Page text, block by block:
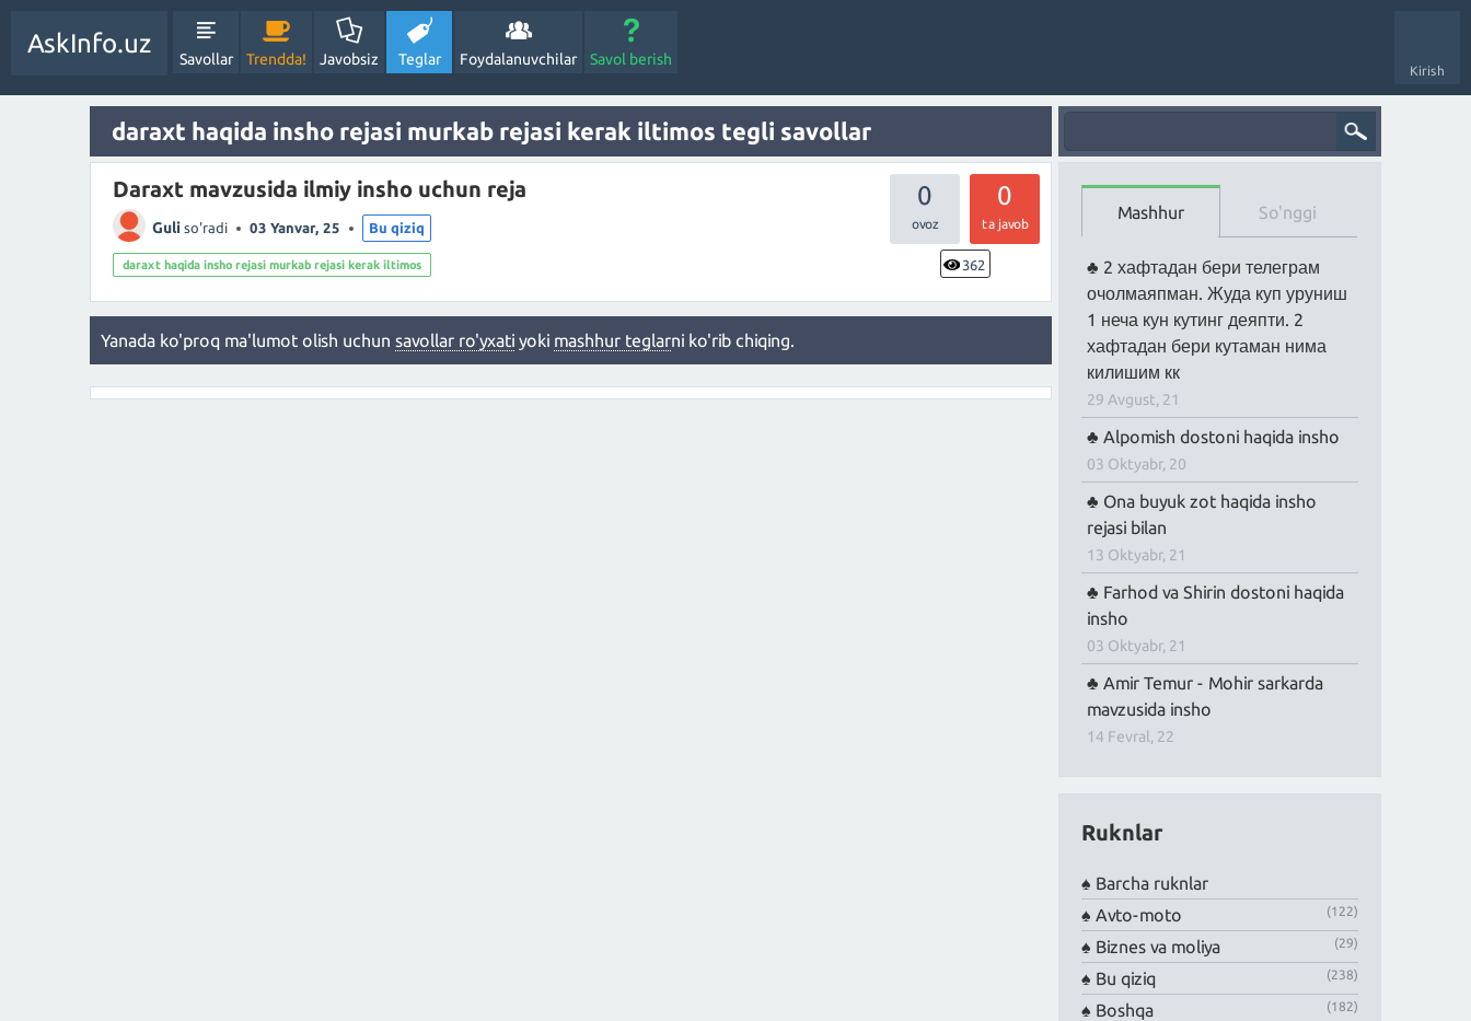
Kirish
AskInfo.uz
Savollar Trendda! Javobsiz Teglar Foydalanuvchilar Savol berish
daraxt haqida insho rejasi murkab rejasi kerak iltimos tegli savollar
0 0
ta javob
362
Daraxt mavzusida ilmiy insho uchun reja
Guli so'radi 03 Yanvar, 25 Bu qiziq
daraxt haqida insho rejasi murkab rejasi kerak iltimos
Yanada ko'proq ma'lumot olish uchun savollar ro'yxati yoki mashhur teglarni ko'rib chiqing.
Mashhur So'nggi
2 хафтадан бери телеграм
очолмаяпман. Жуда куп уруниш
1 неча кун кутинг деяпти. 2
хафтадан бери кутаман нима
килишим кк
29 Avgust, 21
Alpomish dostoni haqida insho
03 Oktyabr, 20
Ona buyuk zot haqida insho
rejasi bilan
13 Oktyabr, 21
Farhod va Shirin dostoni haqida
insho
03 Oktyabr, 21
Amir Temur - Mohir sarkarda
mavzusida insho
14 Fevral, 22
Ruknlar
Barcha ruknlar
Avto-moto
(122)
Biznes va moliya (29)
Bu qiziq (238)
Boshqa (182)